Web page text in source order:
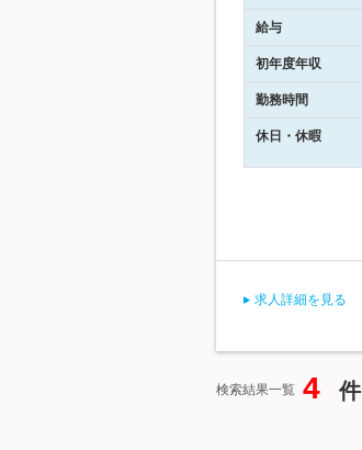
給与
初年度年収
勤務時間
休日・休暇
求人詳細を見る
検索結果一覧 4 件